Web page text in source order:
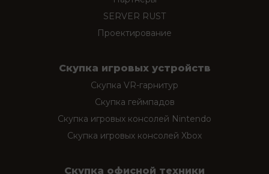
SERVER RUST
Проектирование
Скупка игровых устройств
Скупка VR-гарнитур
Скупка геймпадов
Скупка игровых консолей Nintendo
Скупка игровых консолей Xbox
Скупка офисной техники